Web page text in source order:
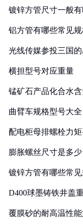
镀锌方管尺寸一般
铝方管有哪些常见规
光线传媒参投三国
横担型号对应重量
锰矿石产品化合水
曲臂车规格型号大全
配电柜母排螺栓力
膨胀螺丝尺寸是多少
镀锌方管有哪些常
D400球墨铸铁井盖
覆膜砂的耐高温性